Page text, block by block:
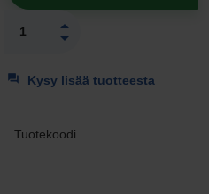
Kysy lisää tuotteesta
Tuotekoodi